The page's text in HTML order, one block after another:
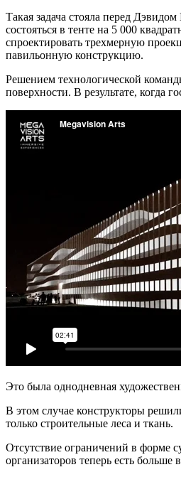
Такая задача стояла перед
состояться в тенте на 5 000
спроектировать трехмерную
павильонную конструкцию.
Решением технологической
поверхности. В результате,
Это была однодневная
В этом случае конструкторы
только строительные леса и ткань.
Отсутствие ограничений в форме
организаторов теперь есть